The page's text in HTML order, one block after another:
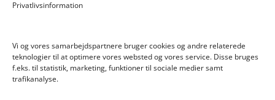
Privatlivsinformation
Vi og vores samarbejdspartnere bruger cookies og andre relaterede
teknologier til at optimere vores websted og vores service. Disse bruges
f.eks. til statistik, marketing, funktioner til sociale medier samt
trafikanalyse.
Bratz Stylin Dukke Cloe
Info